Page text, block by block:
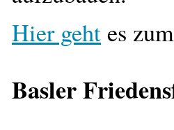
Hier gehtes
Basler